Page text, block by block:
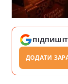
ДОДАТИ